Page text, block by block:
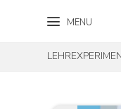
Skip to content
Skip to footer
MENU